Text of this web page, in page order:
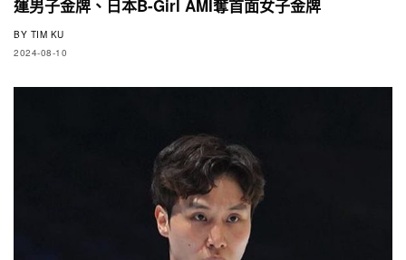
運男子金牌、日本B-Girl AMI奪首面女子金牌
BY TIM KU
2024-08-10